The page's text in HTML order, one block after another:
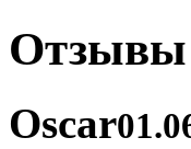
Отзывы
Oscar